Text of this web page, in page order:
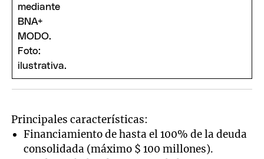
Principales características:
Financiamiento de hasta el 100% de la deuda
consolidada (máximo $ 100 millones).